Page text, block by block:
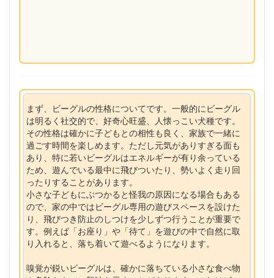
まず、ビーグルの性格についてです。一般的にビーグル
は明るく社交的で、好奇心旺盛、人懐っこい犬種です。
その性格は確かに子どもとの相性も良く、家族で一緒に
過ごす時間を楽しめます。ただし元気がありすぎる面も
あり、特に若いビーグルはエネルギーが有り余っている
ため、遊んでいる最中に飛びついたり、勢いよく走り回
ったりすることがあります。
小さな子どもにぶつかると怪我の原因になる場合もある
ので、家の中ではビーグル専用の遊びスペースを設けた
り、飛びつき防止のしつけを少しずつ行うことが重要で
す。例えば「お座り」や「待て」を遊びの中で自然に取
り入れると、落ち着いて遊べるようになります。
嗅覚が鋭いビーグルは、確かに落ちている小さな食べ物